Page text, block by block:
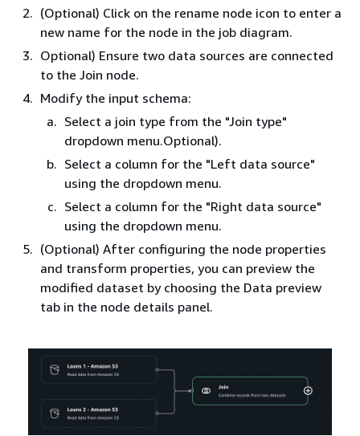
(Optional) Click on the rename node icon to enter a
new name for the node in the job diagram.
Optional) Ensure two data sources are connected
to the Join node.
Modify the input schema:
Select a join type from the "Join type"
dropdown menu.Optional).
Select a column for the "Left data source"
using the dropdown menu.
Select a column for the "Right data source"
using the dropdown menu.
(Optional) After configuring the node properties
and transform properties, you can preview the
modified dataset by choosing the Data preview
tab in the node details panel.